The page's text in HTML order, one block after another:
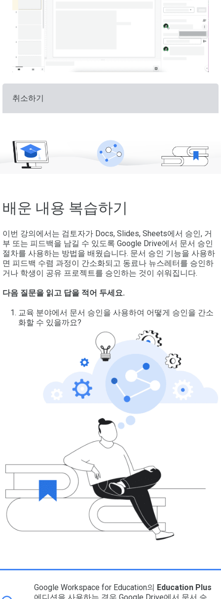
취소하기
배운 내용 복습하기
이번 강의에서는 검토자가 Docs, Slides, Sheets에서 승인, 거
부 또는 피드백을 남길 수 있도록 Google Drive에서 문서 승인
절차를 사용하는 방법을 배웠습니다. 문서 승인 기능을 사용하
면 피드백 수렴 과정이 간소화되고 동료나 뉴스레터를 승인하
거나 학생이 공유 프로젝트를 승인하는 것이 쉬워집니다.
다음 질문을 읽고 답을 적어 두세요.
교육 분야에서 문서 승인을 사용하여 어떻게 승인을 간소
화할 수 있을까요?
Google Workspace for Education의 Education Plus
에디션을 사용하는 경우 Google Drive에서 문서 승